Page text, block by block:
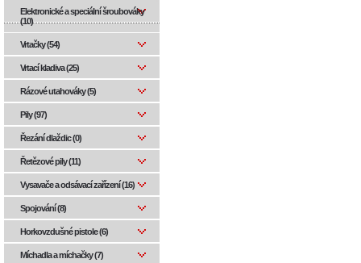
Elektronické a speciální šroubováky
(10)
Vrtačky (54)
Vrtací kladiva (25)
Rázové utahováky (5)
Pily (97)
Řezání dlaždic (0)
Řetězové pily (11)
Vysavače a odsávací zařízení (16)
Spojování (8)
Horkovzdušné pistole (6)
Míchadla a míchačky (7)